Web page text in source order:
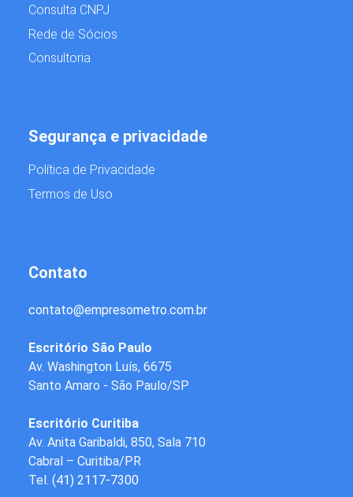
Consulta CNPJ
Rede de Sócios
Consultoria
Contato
contato@empresometro.com.br
Escritório São Paulo
Av. Washington Luís, 6675
Santo Amaro - São Paulo/SP
Escritório Curitiba
Av. Anita Garibaldi, 850, Sala 710
Cabral – Curitiba/PR
Tel. (41) 2117-7300
Segurança e privacidade
Política de Privacidade
Termos de Uso